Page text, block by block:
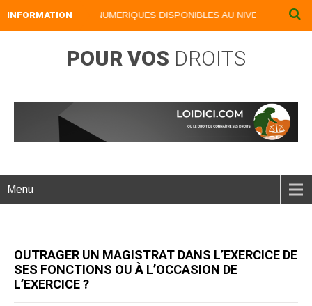
INFORMATION
NOS LIVRES NUMERIQUES DISPONIBLES AU NIVEAU DU
POUR VOS DROITS
Menu
OUTRAGER UN MAGISTRAT DANS L’EXERCICE DE
SES FONCTIONS OU À L’OCCASION DE
L’EXERCICE ?